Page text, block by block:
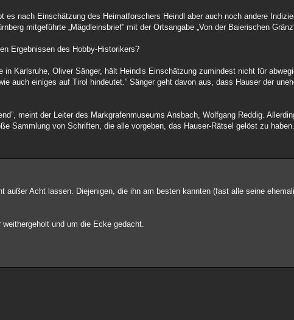
es nach Einschätzung des Heimatforschers Heindl aber auch noch andere
mitgeführte „Mägdleinsbrief” mit der Ortsangabe „Von der Baierischen
Ergebnissen des Hobby-Historikers?
in Karlsruhe, Oliver Sänger, hält Heindls Einschätzung zumindest nicht für
auch einiges auf Tirol hindeutet.” Sänger geht davon aus, dass Hauser der
meint der Leiter des Markgrafenmuseums Ansbach, Wolfgang Reddig.
Sammlung von Schriften, die alle vorgeben, das Hauser-Rätsel gelöst zu
außer Acht lassen. Diejenigen, die ihn am besten kannten (fast alle seine
und um die Ecke gedacht.